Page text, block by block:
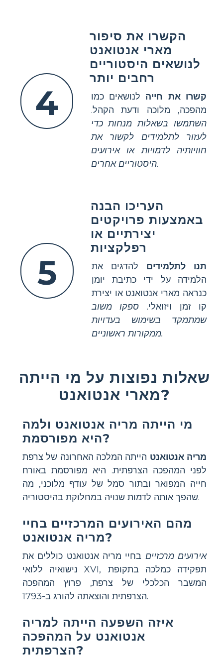
4
הקשרו את סיפור
מארי אנטואנט
לנושאים היסטוריים
רחבים יותר
קשרו את חייה לנושאים כמו
מהפכה, מלוכה ודעת הקהל.
השתמשו בשאלות מנחות כדי
לעזור לתלמידים לקשור את
חוויותיה לדמויות או אירועים
היסטוריים אחרים.
5
העריכו הבנה
באמצעות פרויקטים
יצירתיים או
רפלקציות
תנו לתלמידים להדגים את
הלמידה על ידי כתיבת יומן
כנראה מארי אנטואנט או יצירת
קו זמן ויזואלי. ספקו משוב
שמתמקד בשימוש בעדויות
ממקורות ראשוניים.
שאלות נפוצות על מי הייתה
מארי אנטואנט?
מי הייתה מריה אנטואנט ולמה
היא מפורסמת?
מריה אנטואנט הייתה המלכה האחרונה של צרפת
לפני המהפכה הצרפתית. היא מפורסמת באורח
חייה המפואר ובתור סמל של עודף מלוכני, מה
שהפך אותה לדמות שנויה במחלוקת בהיסטוריה.
מהם האירועים המרכזיים בחיי
מריה אנטואנט?
אירועים מרכזיים בחיי מריה אנטואנט כוללים את
נישואיה ללואי XVI, תפקידה כמלכה בתקופת
המשבר הכלכלי של צרפת, פרוץ המהפכה
הצרפתית והוצאתה להורג ב-1793.
איזה השפעה הייתה למריה
אנטואנט על המהפכה
הצרפתית?